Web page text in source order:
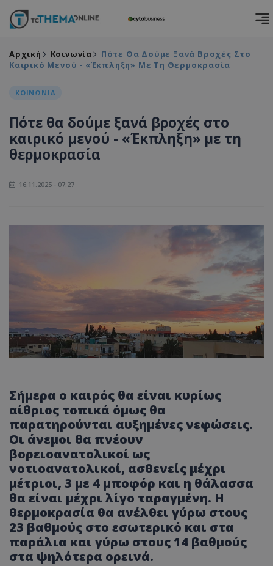
Αρχική Κοινωνία
Πότε Θα Δούμε Ξανά Βροχές Στο
Καιρικό Μενού - «Έκπληξη» Με Τη Θερμοκρασία
ΚΟΙΝΩΝΙΑ
Πότε θα δούμε ξανά βροχές στο
καιρικό μενού - «Έκπληξη» με τη
θερμοκρασία
16.11.2025 - 07:27
Σήμερα ο καιρός θα είναι κυρίως
αίθριος τοπικά όμως θα
παρατηρούνται αυξημένες νεφώσεις.
Οι άνεμοι θα πνέουν
βορειοανατολικοί ως
νοτιοανατολικοί, ασθενείς μέχρι
μέτριοι, 3 με 4 μποφόρ και η θάλασσα
θα είναι μέχρι λίγο ταραγμένη. Η
θερμοκρασία θα ανέλθει γύρω στους
23 βαθμούς στο εσωτερικό και στα
παράλια και γύρω στους 14 βαθμούς
στα ψηλότερα ορεινά.